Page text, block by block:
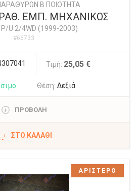
Β ΠΟΙΟΤΗΤΑ
ΕΜΠ. ΜΗΧΑΝΙΚΟΣ
P/U 2/4WD (1999-2003)
#66733
Τιμή: 25,05 €
Θέση: Δεξιά
ΠΡΟΒΟΛΗ
ΣΤΟ ΚΑΛΆΘΙ
ΑΡΙΣΤΕΡΟ